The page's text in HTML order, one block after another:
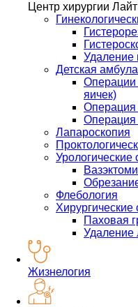
Центр хирургии Лайт
Удаление
Детская
Операции
яичек)
Операция
Операция
Лапароскопия
Урологические
Флебология
Хирургические
Паховая
Удаление
Жизнелогия